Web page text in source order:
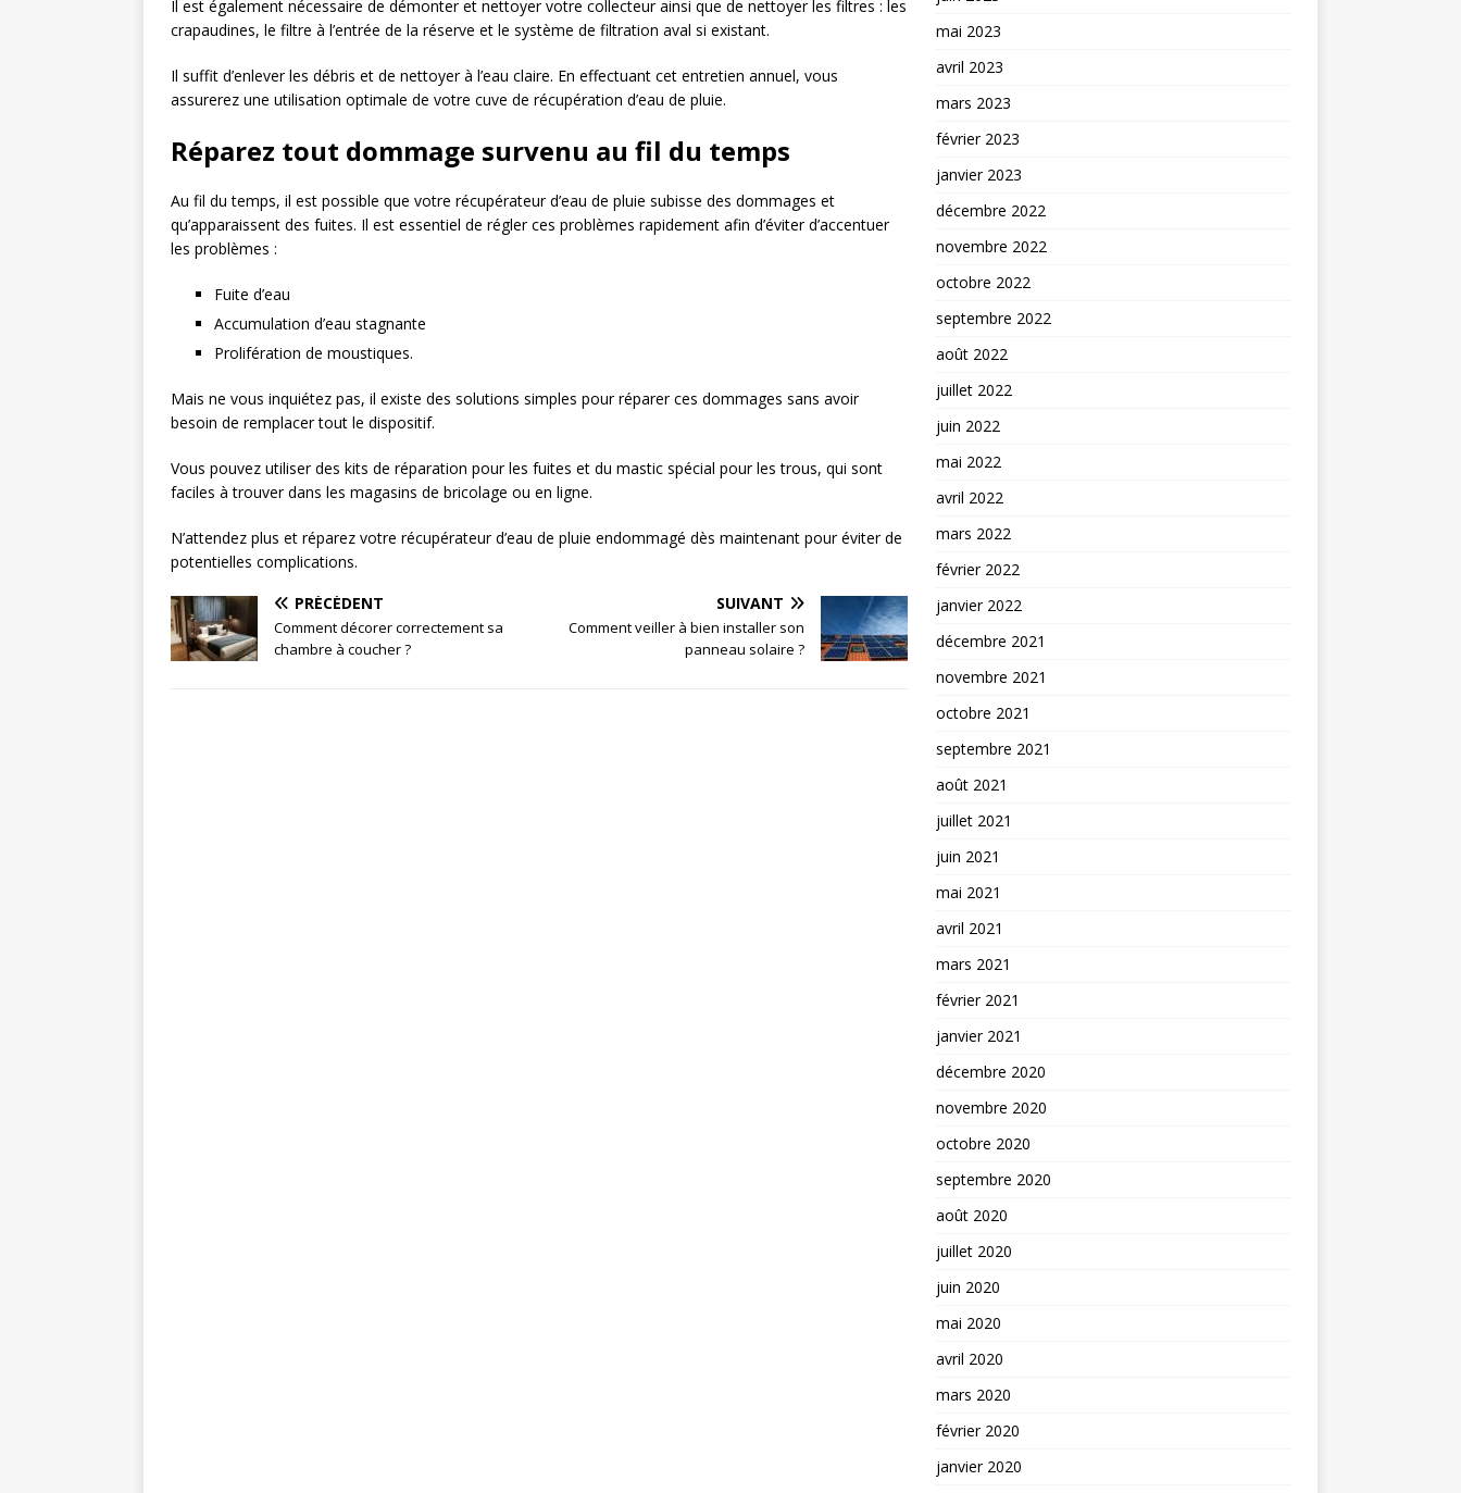
Il est également nécessaire de démonter et nettoyer votre collecteur ainsi que de nettoyer les filtres : les
crapaudines, le filtre à l’entrée de la réserve et le système de filtration aval si existant.
Il suffit d’enlever les débris et de nettoyer à l’eau claire. En effectuant cet entretien annuel, vous
assurerez une utilisation optimale de votre cuve de récupération d’eau de pluie.
Réparez tout dommage survenu au fil du temps
Au fil du temps, il est possible que votre récupérateur d’eau de pluie subisse des dommages et
qu’apparaissent des fuites. Il est essentiel de régler ces problèmes rapidement afin d’éviter d’accentuer
les problèmes :
Fuite d’eau
Accumulation d’eau stagnante
Prolifération de moustiques.
Mais ne vous inquiétez pas, il existe des solutions simples pour réparer ces dommages sans avoir
besoin de remplacer tout le dispositif.
Vous pouvez utiliser des kits de réparation pour les fuites et du mastic spécial pour les trous, qui sont
faciles à trouver dans les magasins de bricolage ou en ligne.
N’attendez plus et réparez votre récupérateur d’eau de pluie endommagé dès maintenant pour éviter de
potentielles complications.
PRÉCÉDENT
Comment décorer correctement sa
chambre à coucher ?
SUIVANT
Comment veiller à bien installer son
panneau solaire ?
mai 2023
avril 2023
mars 2023
février 2023
janvier 2023
décembre 2022
novembre 2022
octobre 2022
septembre 2022
août 2022
juillet 2022
juin 2022
mai 2022
avril 2022
mars 2022
février 2022
janvier 2022
décembre 2021
novembre 2021
octobre 2021
septembre 2021
août 2021
juillet 2021
juin 2021
mai 2021
avril 2021
mars 2021
février 2021
janvier 2021
décembre 2020
novembre 2020
octobre 2020
septembre 2020
août 2020
juillet 2020
juin 2020
mai 2020
avril 2020
mars 2020
février 2020
janvier 2020